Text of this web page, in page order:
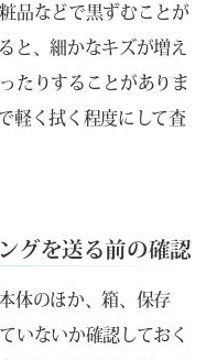
品などで黒ずむことが
と、細かなキズが増え
たりすることがありま
軽く拭く程度にして査
グを送る前の確認
体のほか、箱、保存
いないか確認しておく